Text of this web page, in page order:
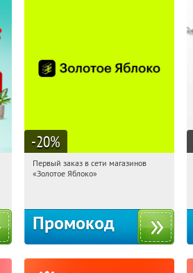
-20%
09:15:33
Получи первым!
Первый заказ в сети магазинов
«Золотое Яблоко»
Промокод